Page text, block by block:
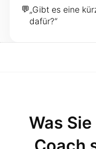
💬„Gibt es eine
dafür?“
Was